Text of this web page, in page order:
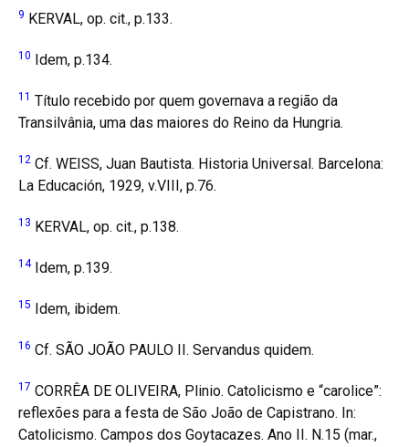
9 KERVAL, op. cit., p.133.
10 Idem, p.134.
11 Título recebido por quem governava a região da
Transilvânia, uma das maiores do Reino da Hungria.
12 Cf. WEISS, Juan Bautista. Historia Universal. Barcelona:
La Educación, 1929, v.VIII, p.76.
13 KERVAL, op. cit., p.138.
14Idem, p.139.
15 Idem, ibidem.
16 Cf. SÃO JOÃO PAULO II. Servandus quidem.
17 CORRÊA DE OLIVEIRA, Plinio. Catolicismo e “carolice”:
reflexões para a festa de São João de Capistrano. In:
Catolicismo. Campos dos Goytacazes. Ano II. N.15 (mar.,